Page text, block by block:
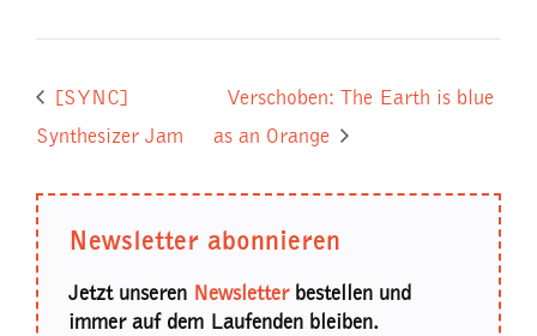
[SYNC]
Synthesizer Jam
Verschoben: The Earth is blue
as an Orange
Newsletter abonnieren
Jetzt unseren Newsletterbestellen und
immer auf dem Laufenden bleiben.